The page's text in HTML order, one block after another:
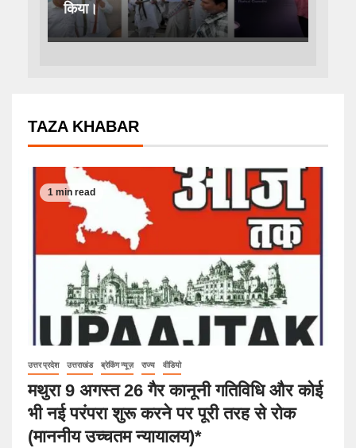
किया।
TAZA KHABAR
1 min read
उत्तर प्रदेश उत्तराखंड ब्रेकिंग न्यूज़ राज्य वीडियो
मथुरा 9 अगस्त 26 गैर कानूनी गतिविधि और कोई
भी नई परंपरा शुरू करने पर पूरी तरह से रोक
(माननीय उच्चतम न्यायालय)*